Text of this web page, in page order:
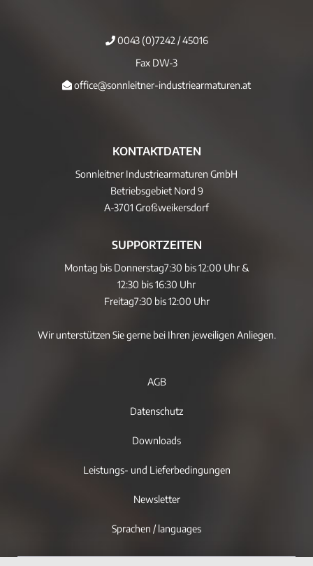
0043 (0)7242 / 45016
Fax DW-3
office@sonnleitner-industriearmaturen.at
KONTAKTDATEN
Sonnleitner Industriearmaturen GmbH
Betriebsgebiet Nord 9
A-3701 Großweikersdorf
SUPPORTZEITEN
Montag bis Donnerstag7:30 bis 12:00 Uhr &
12:30 bis 16:30 Uhr
Freitag7:30 bis 12:00 Uhr
Wir unterstützen Sie gerne bei Ihren jeweiligen Anliegen.
AGB
Datenschutz
Downloads
Leistungs- und Lieferbedingungen
Newsletter
Sprachen / languages